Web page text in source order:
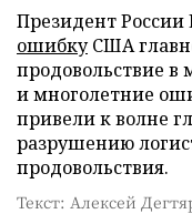
Президент
ошибкуСША
продовольствие в
и многолетние
привели к волне
разрушению
продовольствия.
Текст: Алексей